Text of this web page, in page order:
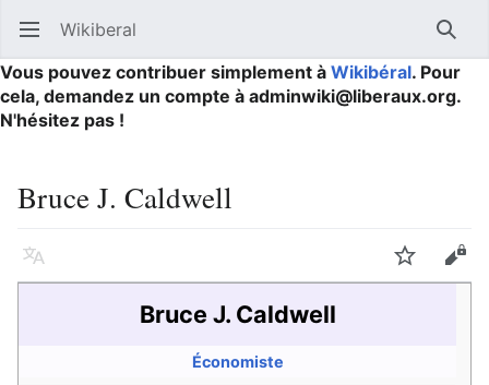
Ouvrir le menu principal Wikiberal
Vous pouvez contribuer simplement à Wikibéral. Pour
cela, demandez un compte à adminwiki@liberaux.org.
N'hésitez pas !
Bruce J. Caldwell
Langue Suivre
Bruce J. Caldwell
Économiste